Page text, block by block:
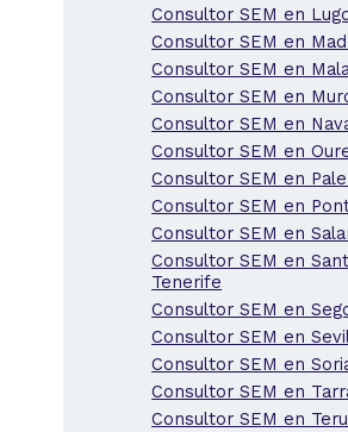
Consultor SEM en
Consultor SEM en
Consultor SEM en
Consultor SEM en
Consultor SEM en
Consultor SEM en
Consultor SEM en
Consultor SEM en
Consultor SEM en
Consultor SEM en
Tenerife
Consultor SEM en
Consultor SEM en
Consultor SEM en
Consultor SEM en
Consultor SEM en